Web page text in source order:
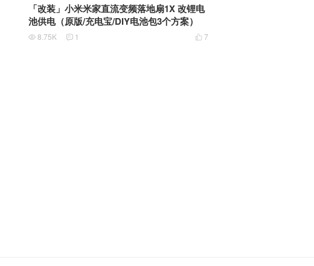
「改装」小米米家直流变频落地扇1X 改锂电
池供电（原版/充电宝/DIY电池包3个方案）
 7
 8.75K  1